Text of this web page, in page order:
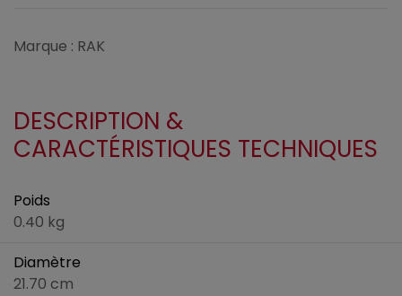
Marque : RAK
DESCRIPTION &
CARACTÉRISTIQUES TECHNIQUES
Poids
0.40 kg
Diamètre
21.70 cm